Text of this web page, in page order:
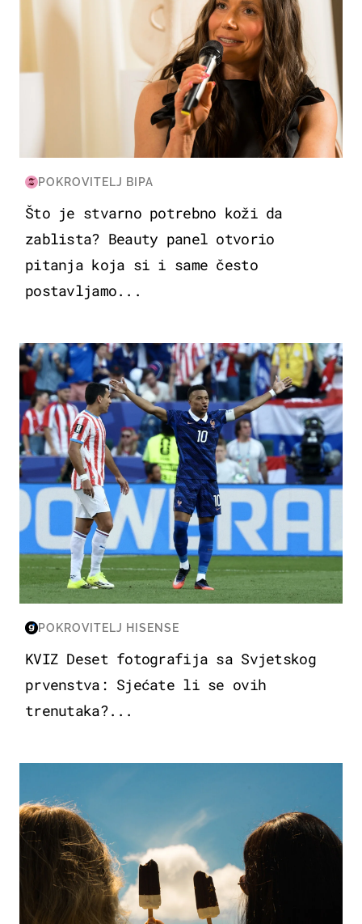
POKROVITELJ BIPA
Što je stvarno potrebno koži da
zablista? Beauty panel otvorio
pitanja koja si i same često
postavljamo...
SVJETSKO PRVENSTVO 2026
POKROVITELJ HISENSE
KVIZ Deset fotografija sa Svjetskog
prvenstva: Sjećate li se ovih
trenutaka?...